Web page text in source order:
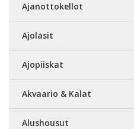
Ajanottokellot
Ajolasit
Ajopiiskat
Akvaario & Kalat
Alushousut